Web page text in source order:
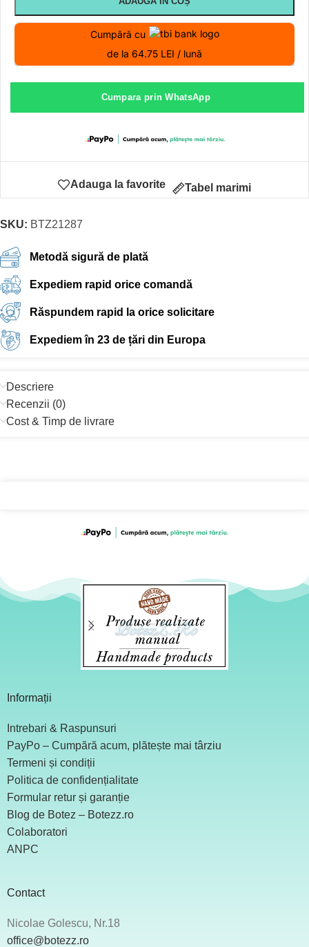
Cumpără cu
de la 64.75 LEI / lună
Cumpara prin WhatsApp
Adauga la favorite Tabel marimi
SKU: BTZ21287
Metodă sigură de plată
Expediem rapid orice comandă
Răspundem rapid la orice solicitare
Expediem în 23 de țări din Europa
Descriere
Recenzii (0)
Cost & Timp de livrare
Informații
Intrebari & Raspunsuri
PayPo – Cumpără acum, plătește mai târziu
Termeni și condiții
Politica de confidențialitate
Formular retur și garanție
Blog de Botez – Botezz.ro
Colaboratori
ANPC
Contact
Nicolae Golescu, Nr.18
office@botezz.ro